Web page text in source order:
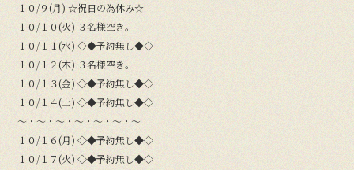
１０/９(月) ☆祝日の為休み☆
１０/１０(火) ３名様空き。
１０/１１(水) ◇◆予約無し◆◇
１０/１２(木) ３名様空き。
１０/１３(金) ◇◆予約無し◆◇
１０/１４(土) ◇◆予約無し◆◇
〜・〜・〜・〜・〜・〜・〜
１０/１６(月) ◇◆予約無し◆◇
１０/１７(火) ◇◆予約無し◆◇